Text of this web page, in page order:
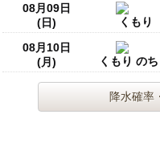
08月09日
(日)
くもり
08月10日
(月)
くもり の
降水確率